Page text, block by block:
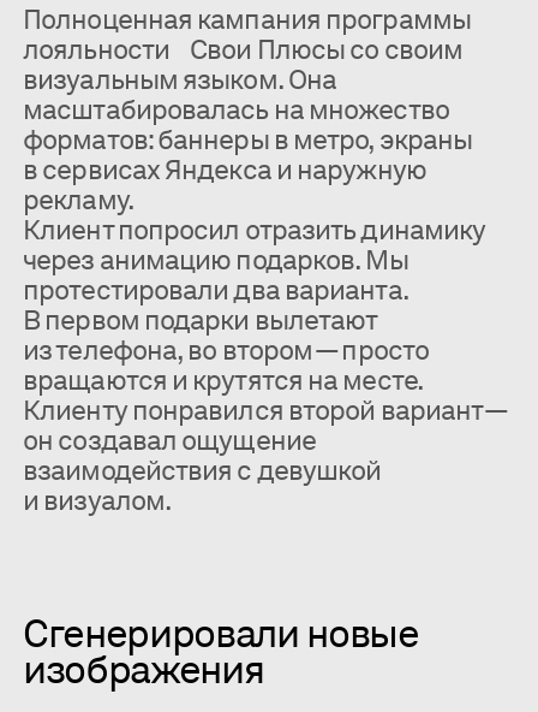
Полноценная кампания программы
лояльности Свои Плюсы со своим
визуальным языком. Она
масштабировалась на множество
форматов: баннеры в метро, экраны
в сервисах Яндекса и наружную
рекламу.
Клиент попросил отразить динамику
через анимацию подарков. Мы
протестировали два варианта.
В первом подарки вылетают
из телефона, во втором — просто
вращаются и крутятся на месте.
Клиенту понравился второй вариант —
он создавал ощущение
взаимодействия с девушкой
и визуалом.
Сгенерировали новые
изображения